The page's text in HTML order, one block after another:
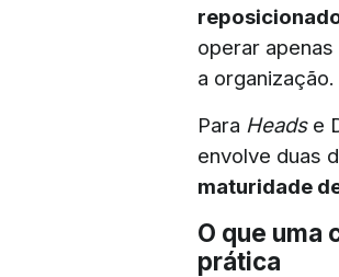
operar
a organização.
Para Headse
envolve duas
maturidade
O que uma
prática